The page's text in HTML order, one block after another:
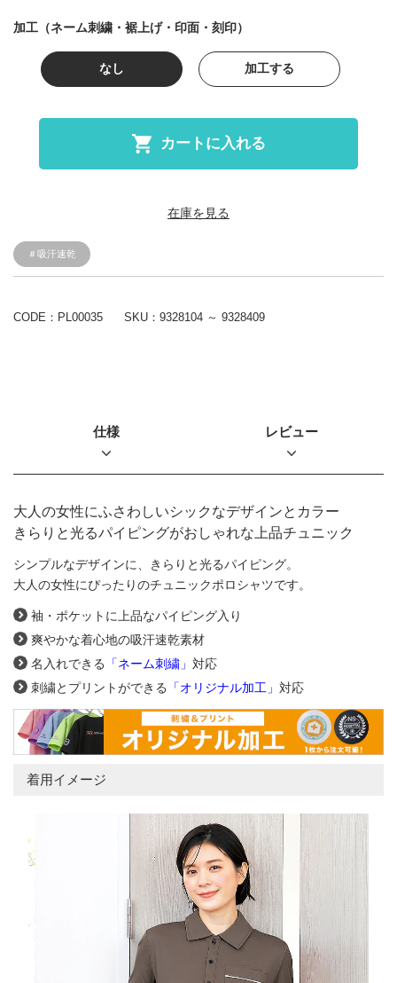
加工（ネーム刺繍・裾上げ・印面・刻印）
なし 加工する
カートに入れる
在庫を見る
＃吸汗速乾
CODE：PL00035 SKU： 9328104 ～ 9328409
仕様 レビュー
大人の女性にふさわしいシックなデザインとカラー
きらりと光るパイピングがおしゃれな上品チュニック
シンプルなデザインに、きらりと光るパイピング。
大人の女性にぴったりのチュニックポロシャツです。
袖・ポケットに上品なパイピング入り
爽やかな着心地の吸汗速乾素材
名入れできる
「ネーム刺繍」 対応
刺繍とプリントができる
「オリジナル加工」 対応
着用イメージ